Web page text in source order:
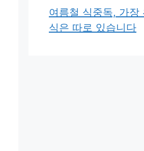
여름철 식중독, 가장
식은 따로 있습니다